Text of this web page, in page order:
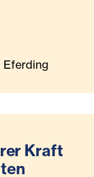
Eferding
Kraft